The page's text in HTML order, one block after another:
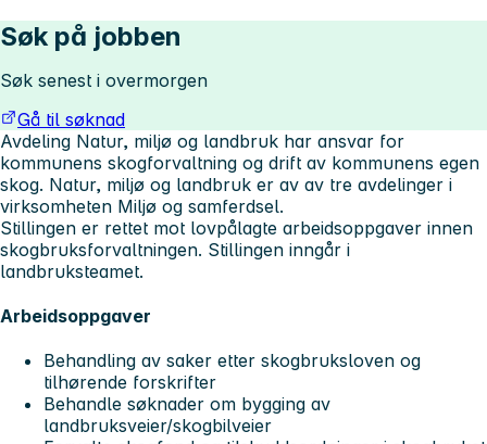
Søk på jobben
Søk senest i overmorgen
Gå til søknad
Avdeling Natur, miljø og landbruk har ansvar for
kommunens skogforvaltning og drift av kommunens egen
skog. Natur, miljø og landbruk er av av tre avdelinger i
virksomheten Miljø og samferdsel.
Stillingen er rettet mot lovpålagte arbeidsoppgaver innen
skogbruksforvaltningen. Stillingen inngår i
landbruksteamet.
Arbeidsoppgaver
Behandling av saker etter skogbruksloven og
tilhørende forskrifter
Behandle søknader om bygging av
landbruksveier/skogbilveier